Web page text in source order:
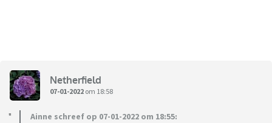
Netherfield
07-01-2022 om 18:58
Ainne schreef op 07-01-2022 om 18:55: